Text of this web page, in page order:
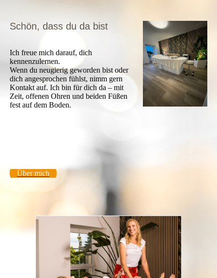
Schön, dass du da bist
Ich freue mich darauf, dich
kennenzulernen.
Wenn du neugierig geworden bist oder
dich angesprochen fühlst, nimm gern
Kontakt auf. Ich bin für dich da – mit
Zeit, offenen Ohren und beiden Füßen
fest auf dem Boden.
Über mich